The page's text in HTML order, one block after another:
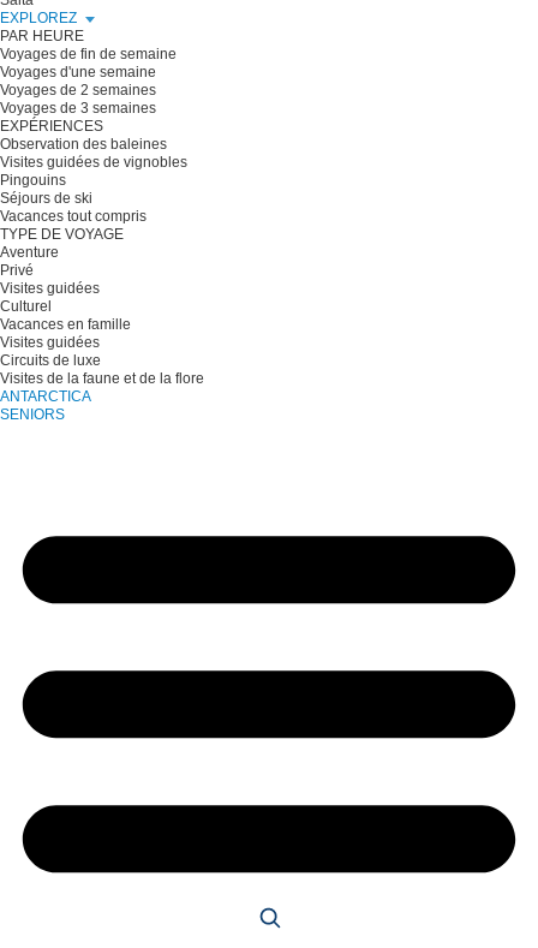
EXPLOREZ
PAR HEURE
Voyages de fin de semaine
Voyages d'une semaine
Voyages de 2 semaines
Voyages de 3 semaines
EXPÉRIENCES
Observation des baleines
Visites guidées de vignobles
Pingouins
Séjours de ski
Vacances tout compris
TYPE DE VOYAGE
Aventure
Privé
Visites guidées
Culturel
Vacances en famille
Visites guidées
Circuits de luxe
Visites de la faune et de la flore
ANTARCTICA
SENIORS